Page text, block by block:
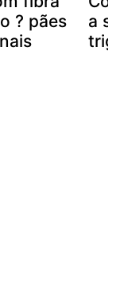
? pães
a